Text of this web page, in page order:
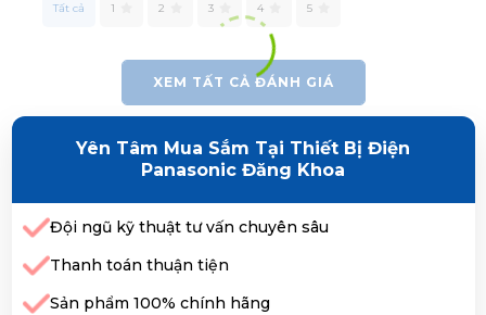
Tất cả 1 2 3 4 5
XEM TẤT CẢ ĐÁNH GIÁ
Yên Tâm Mua Sắm Tại Thiết Bị Điện
Panasonic Đăng Khoa
Đội ngũ kỹ thuật tư vấn chuyên sâu
Thanh toán thuận tiện
Sản phẩm 100% chính hãng